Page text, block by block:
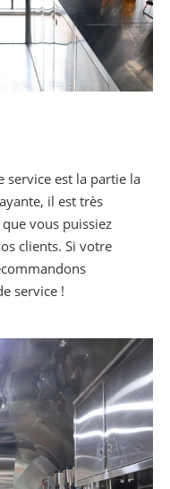
service est la partie la
il est très
vous puissiez
clients. Si votre
service !